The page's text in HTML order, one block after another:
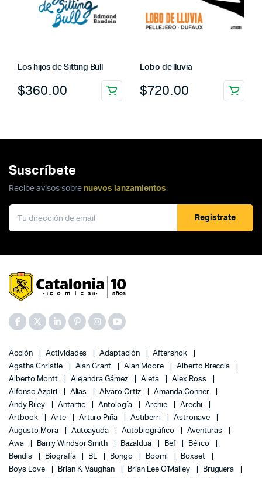
Los hijos de Sitting Bull
$360.00
Lobo de lluvia
$720.00
Suscríbete
Recibe avisos sobre nuevos lanzamientos.
Registrate
Acción Actividades Adaptación
Aftershok
Agatha Christie
Alan Grant Alan Moore
Alberto Breccia
Alberto Montt
Alejandra Gámez Aleta
Alex Ross
Alfonso Azpiri
Alias Alvaro Ortiz
Amanda Conner
Andy Riley
Antartic Antología Archie
Arechi
Artbook
Arte Arturo Piña Astiberri
Astronave
Augusto Mora
Autoayuda Autobiográfico
Aventuras
Awa
Barry Windsor Smith Bazaldua Bef
Bélico
Bendis
Biografía BL Bongo Boom!
Boxset
Boys Love
Brian K. Vaughan Brian Lee O'Malley
Bruguera